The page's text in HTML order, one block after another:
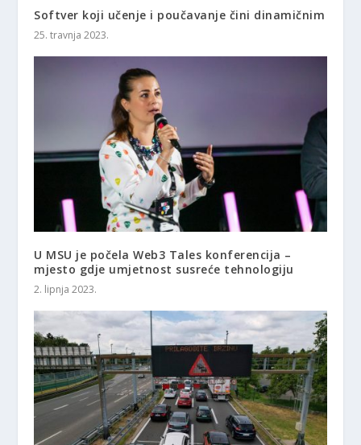
Softver koji učenje i poučavanje čini dinamičnim
25. travnja 2023.
U MSU je počela Web3 Tales konferencija –
mjesto gdje umjetnost susreće tehnologiju
2. lipnja 2023.